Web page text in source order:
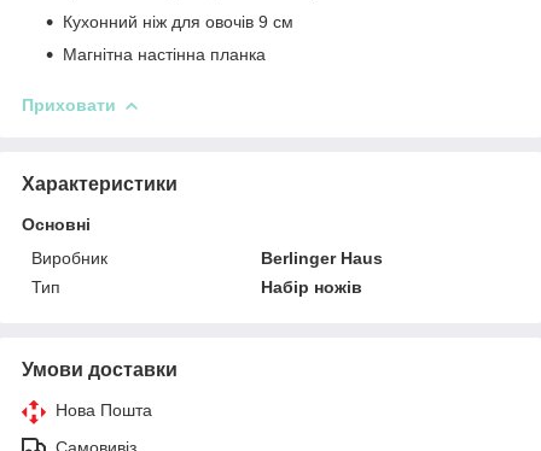
Кухонний ніж для овочів 9 см
Магнітна настінна планка
Приховати
Характеристики
Основні
Виробник
Berlinger Haus
Тип
Набір ножів
Умови доставки
Нова Пошта
Самовивіз